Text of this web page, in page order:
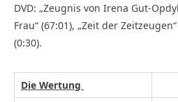
DVD: „Zeugnis von Irena Gut-
Frau“ (67:01), „Zeit der
(0:30).
Die Wertung